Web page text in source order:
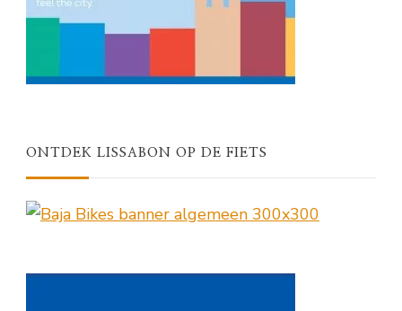
ONTDEK LISSABON OP DE FIETS